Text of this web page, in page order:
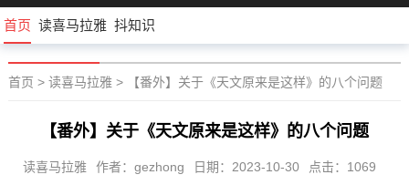
首页 读喜马拉雅 抖知识
首页 > 读喜马拉雅> 【番外】关于《天文原来是这样》的八个问题
【番外】关于《天文原来是这样》的八个问题
读喜马拉雅 作者：gezhong 日期：2023-10-30 点击：1069